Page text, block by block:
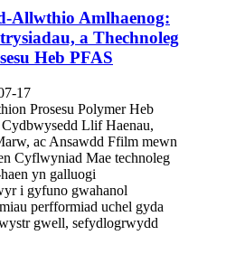
Allwthio Amlhaenog:
a Thechnoleg
Heb PFAS
17
Prosesu Polymer Heb
Llif Haenau,
ac Ansawdd Ffilm mewn
Cyflwyniad Mae technoleg
yn galluogi
i gyfuno gwahanol
perfformiad uchel gyda
gwell, sefydlogrwydd